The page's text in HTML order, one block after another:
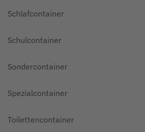
Schlafcontainer
Schulcontainer
Sondercontainer
Spezialcontainer
Toilettencontainer